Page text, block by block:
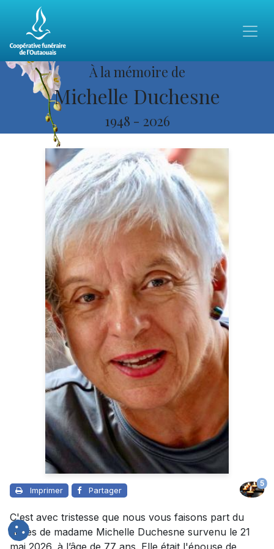
À la mémoire de
Michelle Duchesne
1948 - 2026
Imprimer Partager
5
C'est avec tristesse que nous vous faisons part du
décès de madame Michelle Duchesne survenu le 21